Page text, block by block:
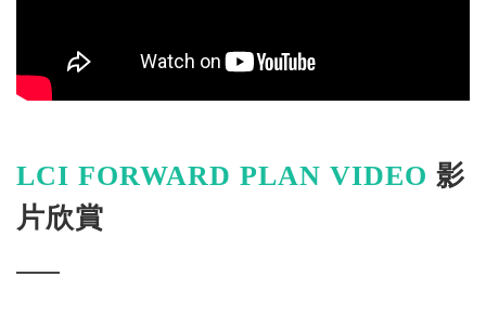
LCI FORWARD PLAN VIDEO 影
片欣賞